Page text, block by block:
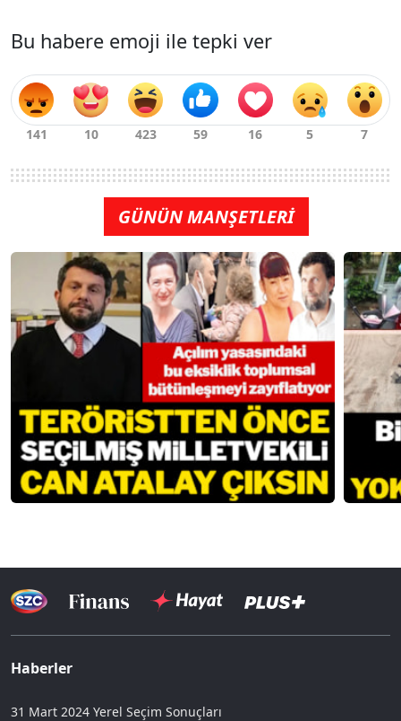
Bu habere emoji ile tepki ver
GÜNÜN MANŞETLERİ
Haberler
31 Mart 2024 Yerel Seçim Sonuçları